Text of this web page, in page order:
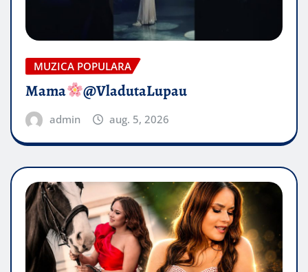
MUZICA POPULARA
Mama @VladutaLupau
admin aug. 5, 2026